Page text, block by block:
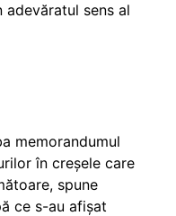
sens al
memorandumul
în creșele care
spune
ce s-au afișat